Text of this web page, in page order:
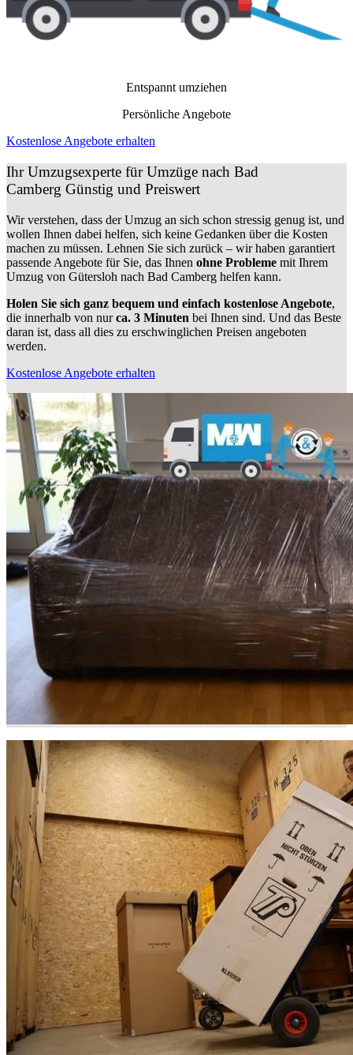
Entspannt umziehen
Persönliche Angebote
Kostenlose Angebote erhalten
Ihr Umzugsexperte für Umzüge nach Bad
Camberg Günstig und Preiswert
Wir verstehen, dass der Umzug an sich schon stressig genug ist, und
wollen Ihnen dabei helfen, sich keine Gedanken über die Kosten
machen zu müssen. Lehnen Sie sich zurück – wir haben garantiert
passende Angebote für Sie, das Ihnen ohne Probleme mit Ihrem
Umzug von Gütersloh nach Bad Camberg helfen kann.
Holen Sie sich ganz bequem und einfach kostenlose Angebote,
die innerhalb von nurca. 3 Minuten bei Ihnen sind. Und das Beste
daran ist, dass all dies zu erschwinglichen Preisen angeboten
werden.
Kostenlose Angebote erhalten